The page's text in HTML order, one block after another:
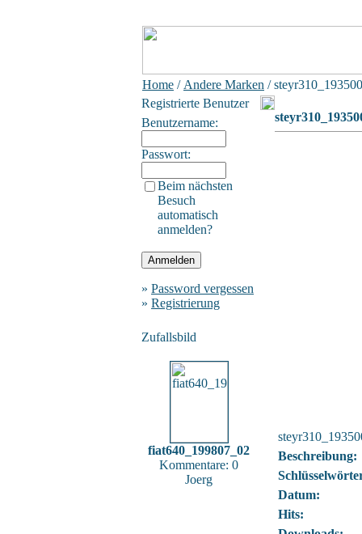
Home / Andere Marken /
Registrierte Benutzer
Benutzername:
Passwort:
Beim nächsten
Besuch
automatisch
anmelden?
» Password vergessen
» Registrierung
Zufallsbild
fiat640_199807_02
Kommentare: 0
Joerg
Beschreibung:
Datum:
Hits: